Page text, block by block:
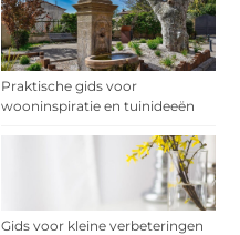
Praktische gids voor
wooninspiratie en tuinideeën
Gids voor kleine verbeteringen